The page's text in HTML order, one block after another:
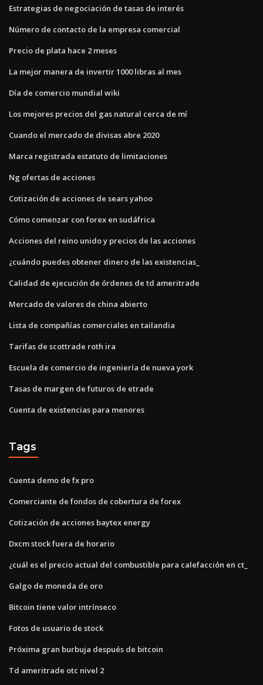
Estrategias de negociación de tasas de interés
Número de contacto de la empresa comercial
Precio de plata hace 2 meses
La mejor manera de invertir 1000 libras al mes
Día de comercio mundial wiki
Los mejores precios del gas natural cerca de mí
Cuando el mercado de divisas abre 2020
Marca registrada estatuto de limitaciones
Ng ofertas de acciones
Cotización de acciones de sears yahoo
Cómo comenzar con forex en sudáfrica
Acciones del reino unido y precios de las acciones
¿cuándo puedes obtener dinero de las existencias_
Calidad de ejecución de órdenes de td ameritrade
Mercado de valores de china abierto
Lista de compañías comerciales en tailandia
Tarifas de scottrade roth ira
Escuela de comercio de ingeniería de nueva york
Tasas de margen de futuros de etrade
Cuenta de existencias para menores
Tags
Cuenta demo de fx pro
Comerciante de fondos de cobertura de forex
Cotización de acciones baytex energy
Dxcm stock fuera de horario
¿cuál es el precio actual del combustible para calefacción en ct_
Galgo de moneda de oro
Bitcoin tiene valor intrínseco
Fotos de usuario de stock
Próxima gran burbuja después de bitcoin
Td ameritrade otc nivel 2